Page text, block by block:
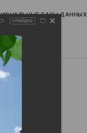
БАЗЫ ДАННЫХ
слайдер